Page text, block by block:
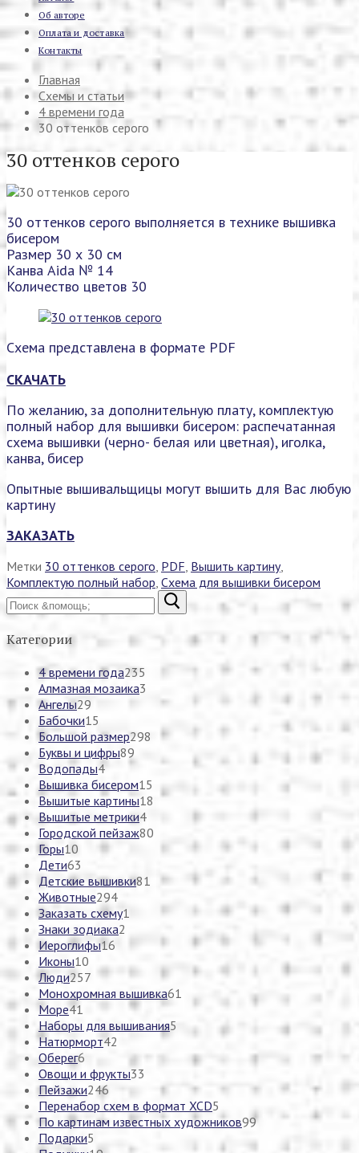
Об авторе
Оплата и доставка
Контакты
Главная
Схемы и статьи
4 времени года
30 оттенков серого
30 оттенков серого
30 оттенков серого выполняется в технике вышивка
бисером
Размер 30 х 30 см
Канва Aida № 14
Количество цветов 30
Схема представлена в формате PDF
СКАЧАТЬ
По желанию, за дополнительную плату, комплектую
полный набор для вышивки бисером: распечатанная
схема вышивки (черно- белая или цветная), иголка,
канва, бисер
Опытные вышивальщицы могут вышить для Вас любую
картину
ЗАКАЗАТЬ
Метки 30 оттенков серого PDF Вышить картину,
Комплектую полный набор Схема для вышивки бисером
Найти:
Категории
4 времени года235
Алмазная мозаика3
Ангелы29
Бабочки15
Большой размер298
Буквы и цифры89
Водопады4
Вышивка бисером15
Вышитые картины18
Вышитые метрики4
Городской пейзаж80
Горы10
Дети63
Детские вышивки81
Животные294
Заказать схему1
Знаки зодиака2
Иероглифы16
Иконы10
Люди257
Монохромная вышивка61
Море41
Наборы для вышивания5
Натюрморт42
Оберег6
Овощи и фрукты33
Пейзажи246
Перенабор схем в формат XCD5
По картинам известных художников99
Подарки5